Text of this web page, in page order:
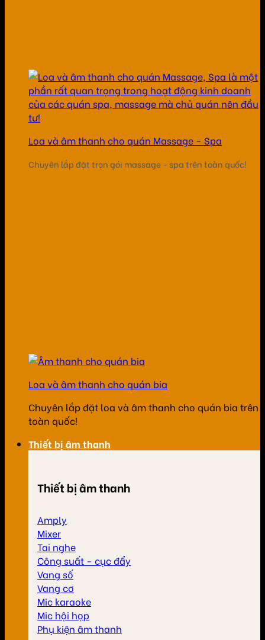
Loa và âm thanh cho quán Massage - Spa
Chuyên lắp đặt trọn gói massage - spa trên toàn quốc!
Loa và âm thanh cho quán bia
Chuyên lắp đặt loa và âm thanh cho quán bia trên
toàn quốc!
Thiết bị âm thanh
Thiết bị âm thanh
Amply
Mixer
Tai nghe
Công suất - cục đẩy
Vang số
Vang cơ
Mic karaoke
Mic hội họp
Phụ kiện âm thanh